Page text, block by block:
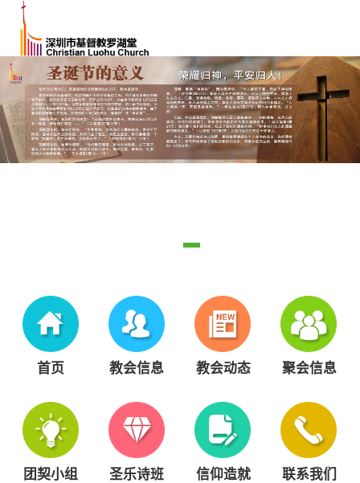
首页 教会信息 教会动态 聚会信息
团契小组 圣乐诗班 信仰造就 联系我们